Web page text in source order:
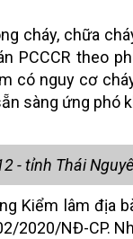
cháy, chữa
PCCCR theo
nguy cơ
sàng ứng phó
- tỉnh Thái
Kiểm lâm địa
2020/NĐ-CP.